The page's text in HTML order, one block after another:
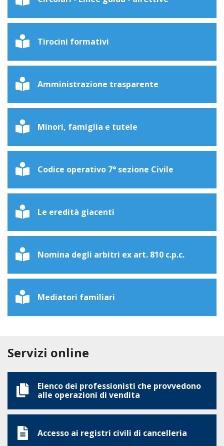
Tirocini formativi
Amministrazione trasparente
Minori, famiglia e tutele
Codice operativo 7° sezione Civile
Le eredità giacenti
Nomina degli arbitri ex art. 810 c.p.c.
Mediatori familiari
Servizi online
Elenco dei professionisti che provvedono
alle operazioni di vendita
Accesso ai registri civili di cancelleria